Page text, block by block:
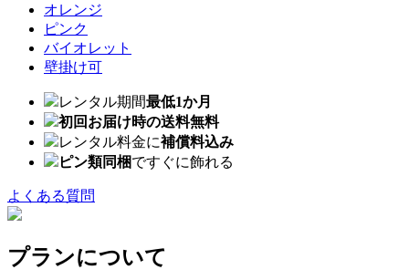
オレンジ
ピンク
バイオレット
壁掛け可
レンタル期間最低1か月
初回お届け時の送料無料
レンタル料金に補償料込み
ピン類同梱ですぐに飾れる
よくある質問
プランについて